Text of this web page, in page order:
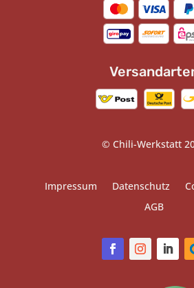
© Chili-Werkstatt
Impressum Datenschutz
AGB